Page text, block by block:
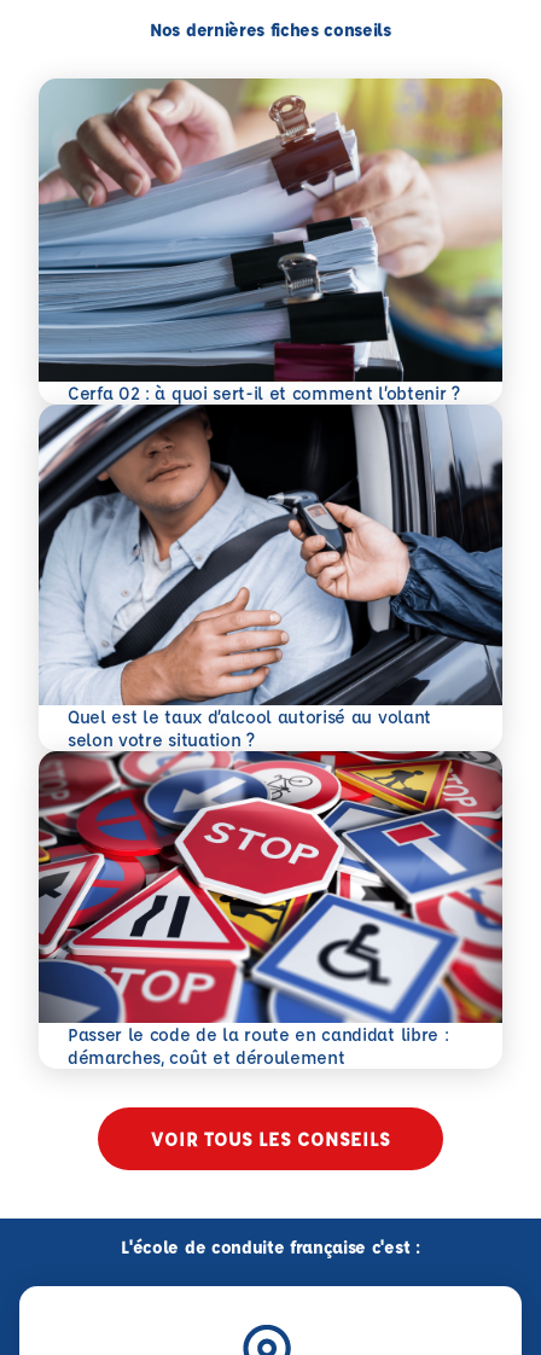
Nos dernières fiches conseils
Cerfa 02 : à quoi sert-il et comment l’obtenir ?
En savoir plus
Quel est le taux d’alcool autorisé au volant
selon votre situation ?
En savoir plus
Passer le code de la route en candidat libre :
démarches, coût et déroulement
En savoir plus
VOIR TOUS LES CONSEILS
L'école de conduite française c'est :